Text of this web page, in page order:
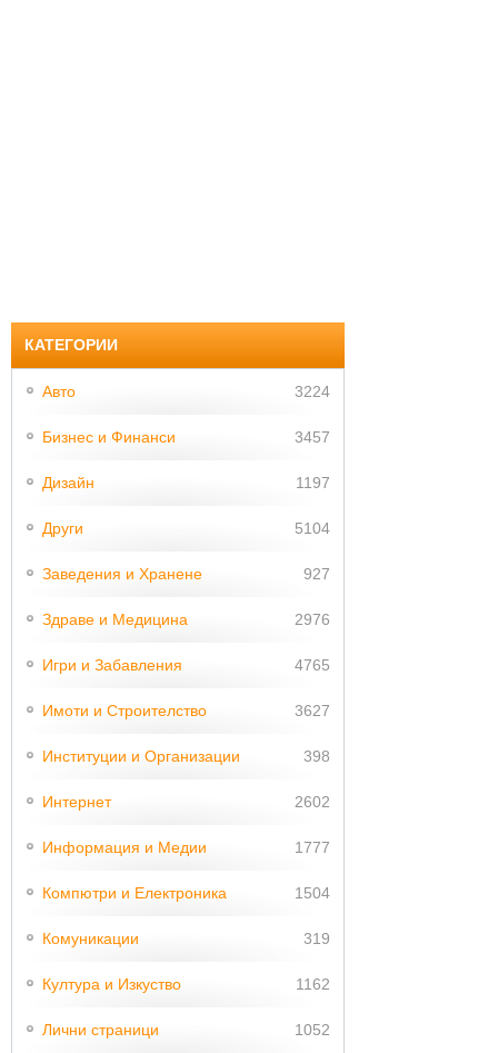
КАТЕГОРИИ
Авто 3224
Бизнес и Финанси 3457
Дизайн 1197
Други 5104
Заведения и Хранене 927
Здраве и Медицина 2976
Игри и Забавления 4765
Имоти и Строителство 3627
Институции и Организации 398
Интернет 2602
Информация и Медии 1777
Компютри и Електроника 1504
Комуникации 319
Култура и Изкуство 1162
Лични страници 1052